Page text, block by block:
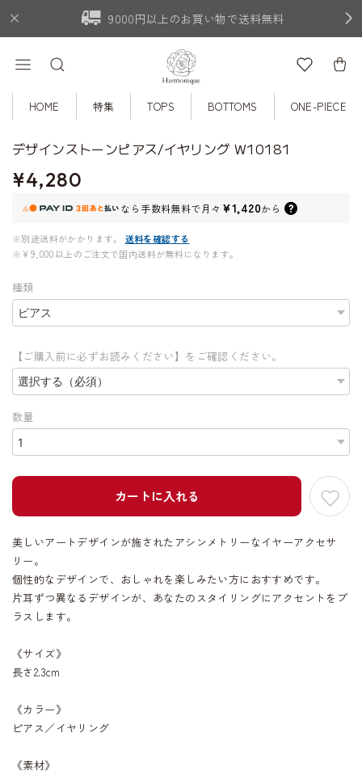
9000円以上のお買い物で送料無料
HOME 特集 TOPS BOTTOMS ONE-PIECE
デザインストーンピアス/イヤリング W10181
¥4,280
なら 手数料無料で月々 ¥1,420から
※別途送料がかかります。
送料を確認する
※¥9,000以上のご注文で国内送料が無料になります。
種類
【ご購入前に必ずお読みください】をご確認ください。
数量
カートに入れる
美しいアートデザインが施されたアシンメトリーなイヤーアクセサ
リー。
個性的なデザインで、おしゃれを楽しみたい方におすすめです。
片耳ずつ異なるデザインが、あなたのスタイリングにアクセントをプ
ラスします。
《サイズ》
長さ2.3cm
《カラー》
ピアス／イヤリング
《素材》